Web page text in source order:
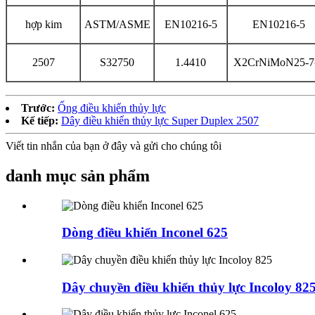
hợp kim ASTM/ASME EN10216-5 EN10216-5
2507 S32750 1.4410 X2CrNiMoN25-
Trước: Ống điều khiển thủy lực
Kế tiếp: Dây điều khiển thủy lực Super Duplex 2507
Viết tin nhắn của bạn ở đây và gửi cho chúng tôi
danh mục sản phẩm
Dòng điều khiển Inconel 625
Dây chuyền điều khiển thủy lực Incoloy